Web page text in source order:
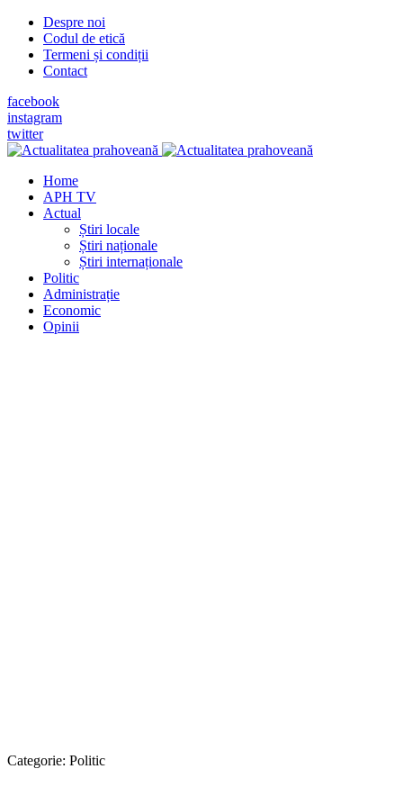
Despre noi
Codul de etică
Termeni și condiții
Contact
facebook
instagram
twitter
Home
APH TV
Actual
Știri locale
Știri naționale
Știri internaționale
Politic
Administrație
Economic
Opinii
Categorie: Politic